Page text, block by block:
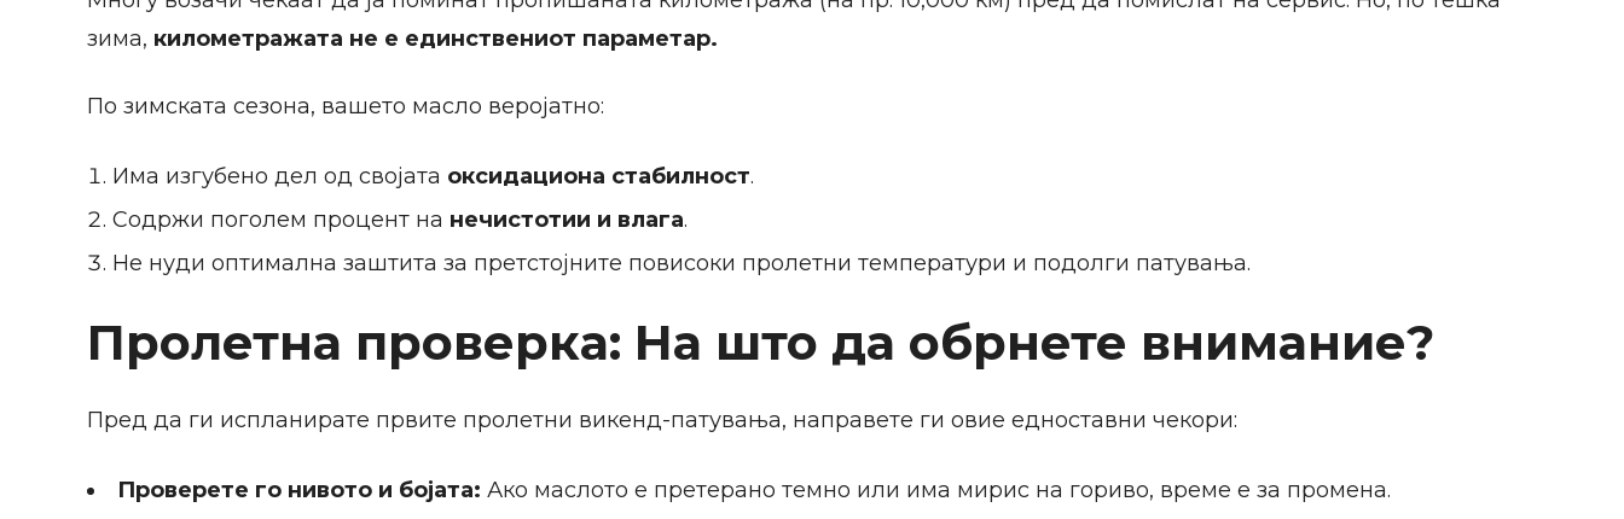
зима, километражата не е единствениот параметар.
По зимската сезона, вашето масло веројатно:
Има изгубено дел од својата оксидациона стабилност.
Содржи поголем процент на нечистотии и влага.
Не нуди оптимална заштита за претстојните повисоки пролетни температури и подолги патувања.
Пролетна проверка: На што да обрнете внимание?
Пред да ги испланирате првите пролетни викенд-патувања, направете ги овие едноставни чекори:
Проверете го нивото и бојата: Ако маслото е претерано темно или има мирис на гориво, време е за промена.